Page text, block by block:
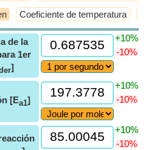
Coeficiente de temperatura
de la
1er
]
+10%
-10%
[Ea1]
+10%
-10%
+10%
-10%